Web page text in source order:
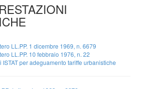
LL.PP. 1 dicembre 1969, n. 6679
LL.PP. 10 febbraio 1976, n. 22
per adeguamento tariffe urbanistiche